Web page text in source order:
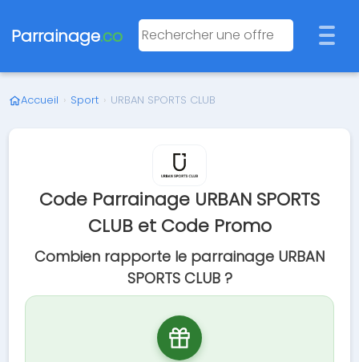
Parrainage.co
Accueil › Sport › URBAN SPORTS CLUB
Code Parrainage URBAN SPORTS
CLUB et Code Promo
Combien rapporte le parrainage URBAN
SPORTS CLUB ?